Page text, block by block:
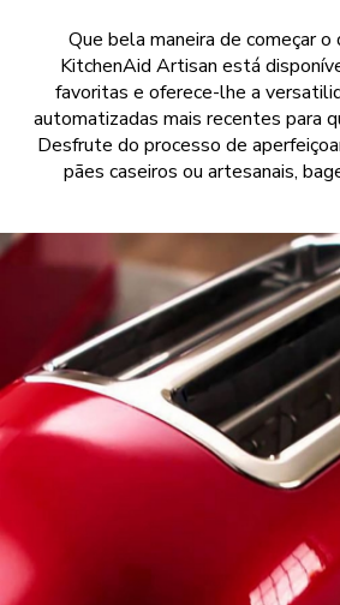
Que bela maneira de começar o
KitchenAid Artisan está
favoritas e oferece-lhe a
automatizadas mais recentes para
Desfrute do processo de
pães caseiros ou artesanais,